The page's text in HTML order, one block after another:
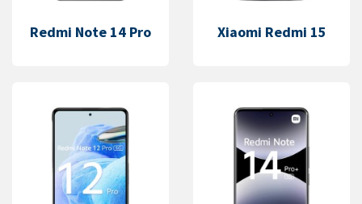
Redmi Note 14 Pro Xiaomi Redmi 15